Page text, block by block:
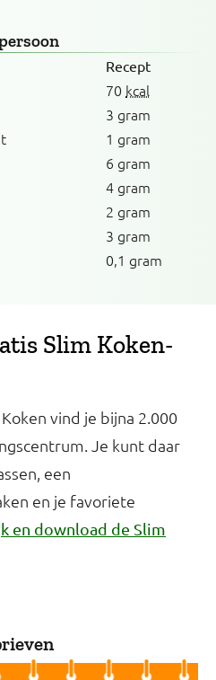
Recept
70 kcal
3 gram
1 gram
6 gram
4 gram
2 gram
3 gram
0,1 gram
Slim Koken-
vind je bijna 2.000
Je kunt daar
een
en je favoriete
en download de Slim